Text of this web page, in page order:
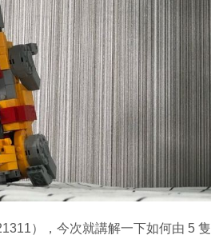
），今次就講解一下如何由 5 隻